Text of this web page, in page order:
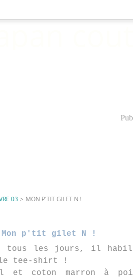
03 > MON P'TIT GILET N !
Mon p'tit gilet N !
tous les jours, il
tee-shirt !
coton marron à